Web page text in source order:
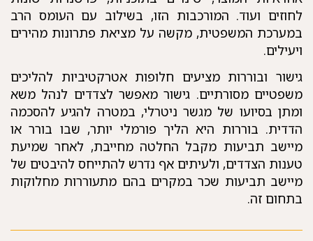
לחוזים ועוד. המורכבות הזו, בשילוב עם העומס הרב
במערכת המשפטית, מקשה על מציאת פתרונות מהירים
ויעילים.
גישור ובוררות מציעים חלופות אטרקטיביות להליכים
משפטיים מסורתיים. גישור מאפשר לצדדים לנהל משא
ומתן בסיועו של מגשר ניטרלי, במטרה להגיע להסכמה
הדדית. בוררות היא הליך פורמלי יותר, שבו בורר או
מיישב תביעות מקבל החלטה מחייבת, לאחר שמיעת
טענות הצדדים, ולעיתים אף נדרש להתייחס להיבטים של
מיישב תביעות שכר במקרים בהם מתעוררות מחלוקות
בתחום זה.